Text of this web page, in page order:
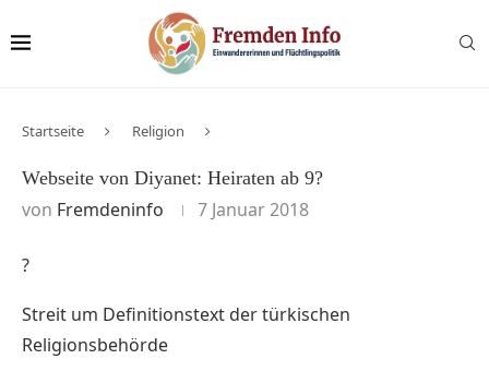
Startseite Religion
Webseite von Diyanet: Heiraten ab 9?
von Fremdeninfo 7 Januar 2018
?
Streit um Definitionstext der türkischen
Religionsbehörde